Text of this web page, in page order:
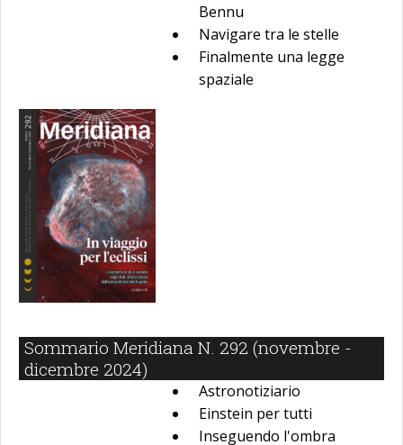
Bennu
Navigare tra le stelle
Finalmente una legge
spaziale
Sommario Meridiana N. 292 (novembre -
dicembre 2024)
Astronotiziario
Einstein per tutti
Inseguendo l'ombra